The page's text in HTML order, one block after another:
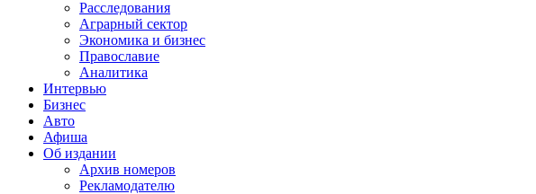
Расследования
Аграрный сектор
Экономика и бизнес
Православие
Аналитика
Интервью
Бизнес
Авто
Афиша
Об издании
Архив номеров
Рекламодателю